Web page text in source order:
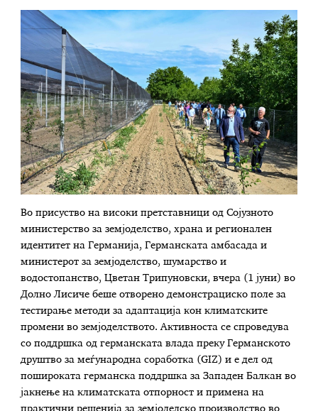
Во присуство на високи претставници од Сојузното
министерство за земјоделство, храна и регионален
идентитет на Германија, Германската амбасада и
министерот за земјоделство, шумарство и
водостопанство, Цветан Трипуновски, вчера (1 јуни) во
Долно Лисиче беше отворено демонстрациско поле за
тестирање методи за адаптација кон климатските
промени во земјоделството. Активноста се спроведува
со поддршка од германската влада преку Германското
друштво за меѓународна соработка (GIZ) и е дел од
пошироката германска поддршка за Западен Балкан во
јакнење на климатската отпорност и примена на
практични решенија за земјоделско производство во